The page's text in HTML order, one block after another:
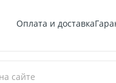
Оплата и доставка